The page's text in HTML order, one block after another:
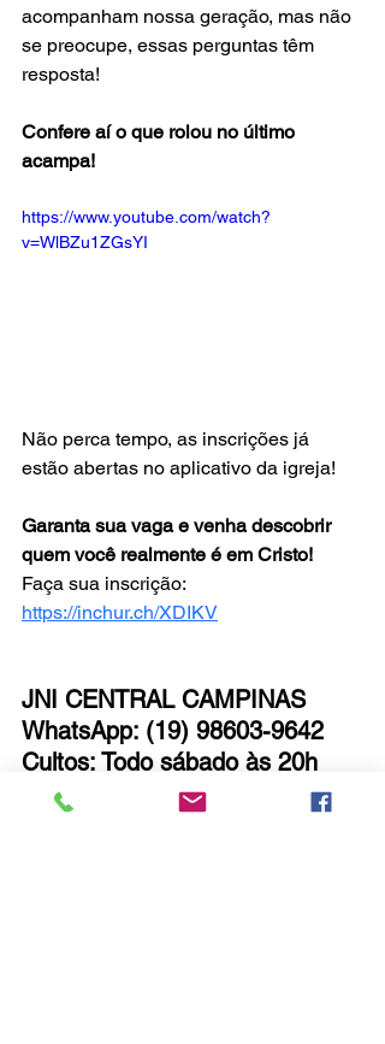
acompanham nossa geração, mas não
se preocupe, essas perguntas têm
resposta!
Confere aí o que rolou no último
acampa!
https://www.youtube.com/watch?
v=WlBZu1ZGsYI
Não perca tempo, as inscrições já
estão abertas no aplicativo da igreja!
Garanta sua vaga e venha descobrir
quem você realmente é em Cristo!
Faça sua inscrição:
https://inchur.ch/XDIKV
JNI CENTRAL CAMPINAS
WhatsApp: (19) 98603-9642
Cultos: Todo sábado às 20h
aqui na INCC